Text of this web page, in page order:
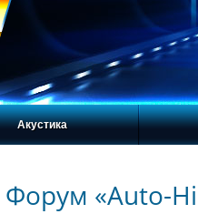
Акустика
Форум «Auto-